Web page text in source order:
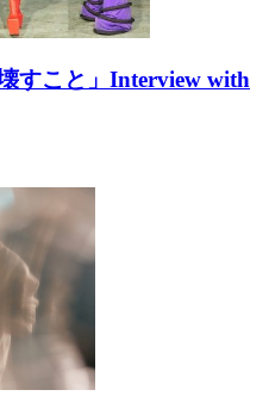
すこと」Interview with